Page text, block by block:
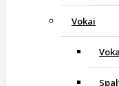
Vokai